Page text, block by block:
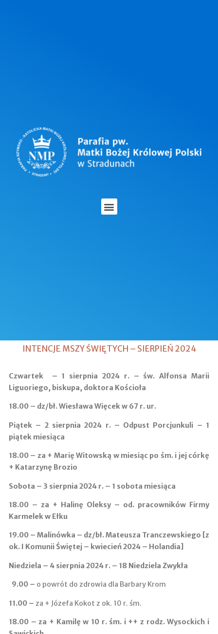
INTENCJE MSZY ŚWIĘTYCH – SIERPIEŃ 2024
Czwartek – 1 sierpnia 2024 r. – św. Alfonsa Marii
Liguoriego, biskupa, doktora Kościoła
18.00 – dz/bł. Wiesława Więcek w 67 r. ur.
Piątek – 2 sierpnia 2024 r. – Odpust Porcjunkuli – 1
piątek miesiąca
18.00 – za + Marię Witowską w miesiąc po śm. i jej córkę
+ Katarzynę Brozio
Sobota – 3 sierpnia 2024 r. – 1 sobota miesiąca
18.00 – za + Halinę Oleksy – od. pracowników Firmy
Karmelek w Ełku
19.00 – Malinówka – dz/bł. Mateusza Tranczewskiego [z
ok. I Komunii Świętej – kwiecień 2024 – Holandia]
Niedziela – 4 sierpnia 2024 r. – 18 Niedziela Zwykła
9.00 – o powrót do zdrowia dla Barbary Krom
11.00 ­– za + Józefa Kokot z ok. 10 r. śm.
18.00 –za + Kamilę w 10 r. śm. i ++ z rodz. Wysockich i